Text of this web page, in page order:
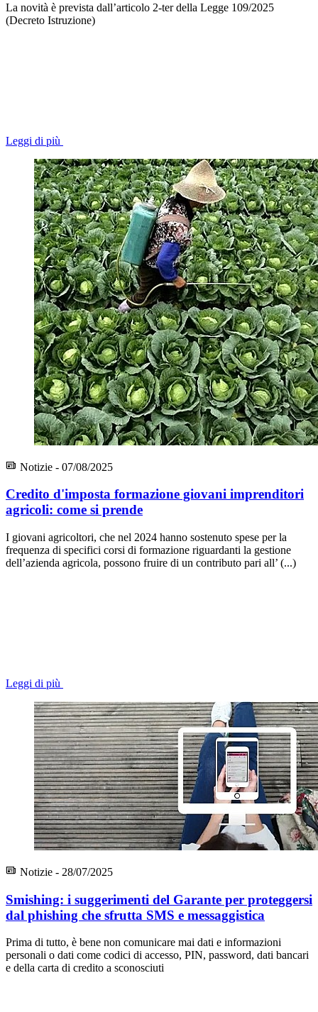
La novità è prevista dall’articolo 2-ter della Legge 109/2025
(Decreto Istruzione)
Leggi di più
Notizie - 07/08/2025
Credito d'imposta formazione giovani imprenditori
agricoli: come si prende
I giovani agricoltori, che nel 2024 hanno sostenuto spese per la
frequenza di specifici corsi di formazione riguardanti la gestione
dell’azienda agricola, possono fruire di un contributo pari all’ (...)
Leggi di più
Notizie - 28/07/2025
Smishing: i suggerimenti del Garante per proteggersi
dal phishing che sfrutta SMS e messaggistica
Prima di tutto, è bene non comunicare mai dati e informazioni
personali o dati come codici di accesso, PIN, password, dati bancari
e della carta di credito a sconosciuti